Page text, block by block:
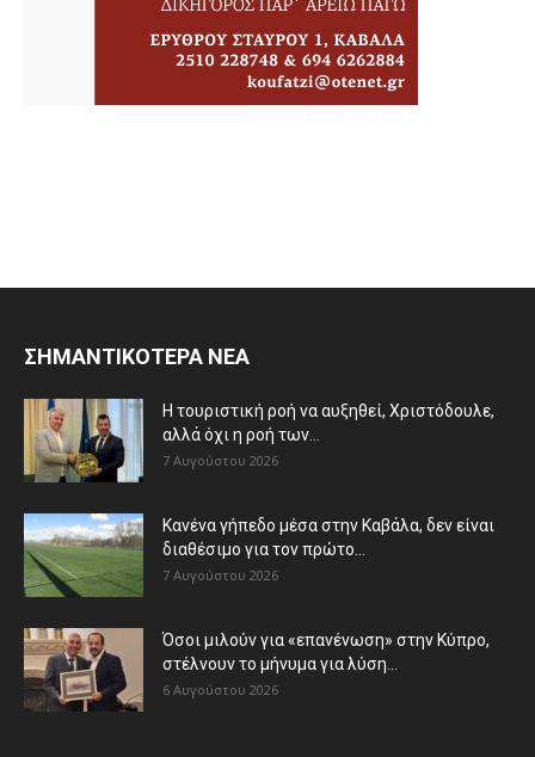
ΣΗΜΑΝΤΙΚΟΤΕΡΑ ΝΕΑ
Η τουριστική ροή να αυξηθεί, Χριστόδουλε,
αλλά όχι η ροή των...
7 Αυγούστου 2026
Κανένα γήπεδο μέσα στην Καβάλα, δεν είναι
διαθέσιμο για τον πρώτο...
7 Αυγούστου 2026
Όσοι μιλούν για «επανένωση» στην Κύπρο,
στέλνουν το μήνυμα για λύση...
6 Αυγούστου 2026